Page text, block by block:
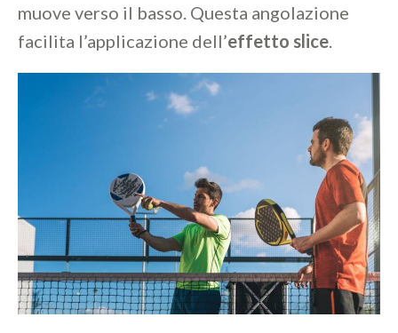
muove verso il basso. Questa angolazione
facilita l’applicazione dell’effetto slice